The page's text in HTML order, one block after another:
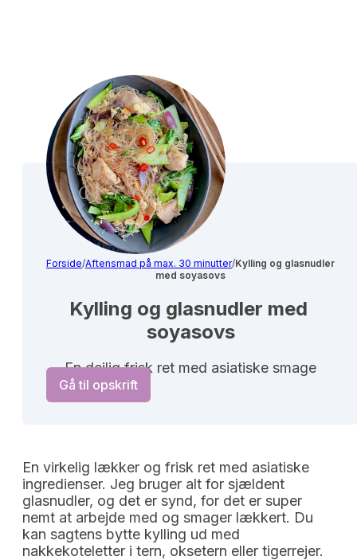
Forside/Aftensmad på max. 30 minutter/Kylling og glasnudler
med soyasovs
Kylling og glasnudler med
soyasovs
En dejlig frisk ret med asiatiske smage
Gå til opskrift
En virkelig lækker og frisk ret med asiatiske
ingredienser. Jeg bruger alt for sjældent
glasnudler, og det er synd, for det er super
nemt at arbejde med og smager lækkert. Du
kan sagtens bytte kylling ud med
nakkekoteletter i tern, oksetern eller tigerrejer.